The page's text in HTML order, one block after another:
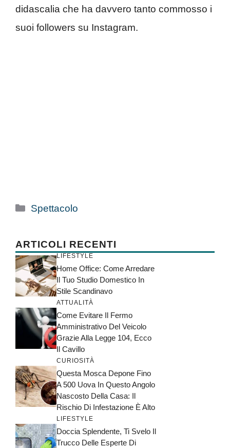
didascalia che ha davvero tanto commosso i
suoi followers su Instagram.
Categorie
Spettacolo
ARTICOLI RECENTI
LIFESTYLE
Home Office: Come Arredare
Il Tuo Studio Domestico In
Stile Scandinavo
ATTUALITÀ
Come Evitare Il Fermo
Amministrativo Del Veicolo
Grazie Alla Legge 104, Ecco
Il Cavillo
CURIOSITÀ
Questa Mosca Depone Fino
A 500 Uova In Questo Angolo
Nascosto Della Casa: Il
Rischio Di Infestazione È Alto
LIFESTYLE
Doccia Splendente, Ti Svelo Il
Trucco Delle Esperte Di